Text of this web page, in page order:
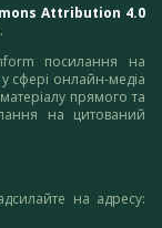
Attribution 4.0
посилання на
у сфері онлайн-медіа
прямого та
на цитований
на адресу: